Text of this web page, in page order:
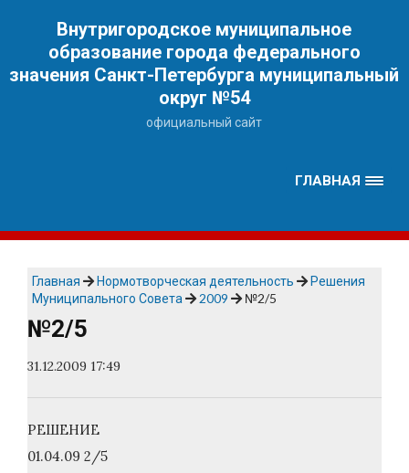
Внутригородское муниципальное
образование города федерального
значения Санкт-Петербурга муниципальный
округ №54
официальный сайт
ГЛАВНАЯ
Главная Нормотворческая деятельность
Решения
Муниципального Совета
2009 №2/5
№2/5
31.12.2009 17:49
РЕШЕНИЕ
01.04.09 2/5